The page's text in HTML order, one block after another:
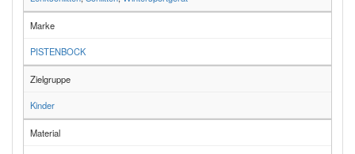
Marke
PISTENBOCK
Zielgruppe
Kinder
Material